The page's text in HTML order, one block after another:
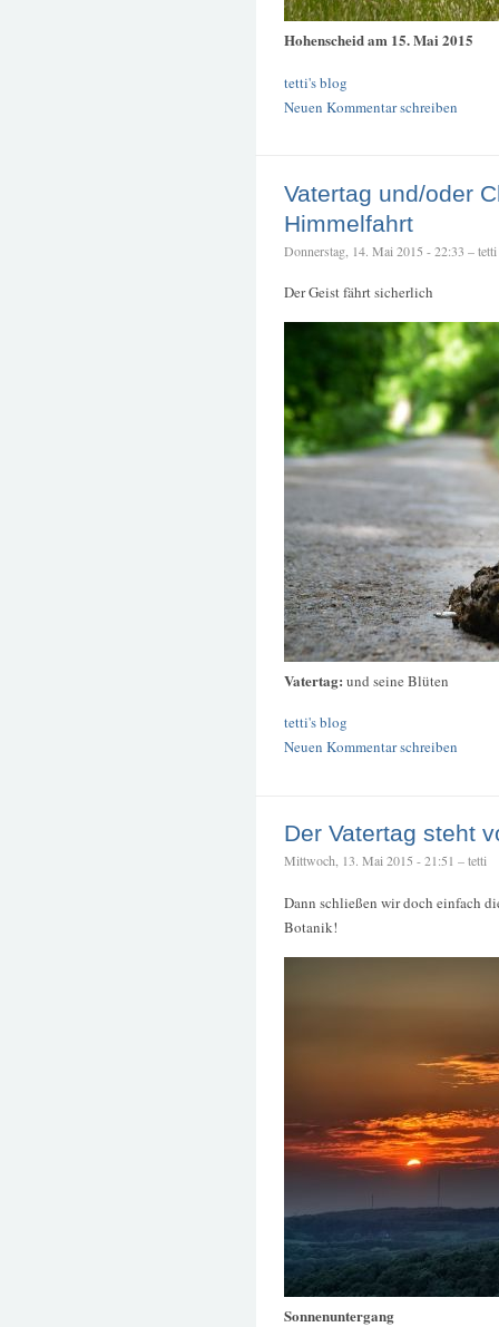
Hohenscheid am 15. Mai 2015
tetti's blog
Neuen Kommentar schreiben
Vatertag und/oder
Himmelfahrt
Donnerstag, 14. Mai 2015 - 22:33 – tetti
Der Geist fährt sicherlich
Vatertag: und seine Blüten
tetti's blog
Neuen Kommentar schreiben
Der Vatertag steht
Mittwoch, 13. Mai 2015 - 21:51 – tetti
Dann schließen wir doch einfach
Botanik!
Sonnenuntergang